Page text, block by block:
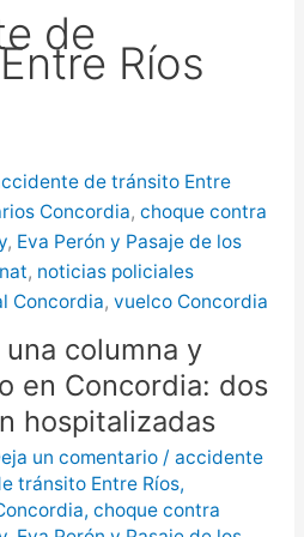
de $580 millones
Creciente del río Uruguay:
de Concordia
de
Ríos
de tránsito Entre
Concordia, choque contra
, Eva Perón y Pasaje de los
, noticias policiales
Concordia, vuelco Concordia
columna y
en Concordia: dos
hospitalizadas
un comentario / accidente
tránsito Entre Ríos,
, choque contra